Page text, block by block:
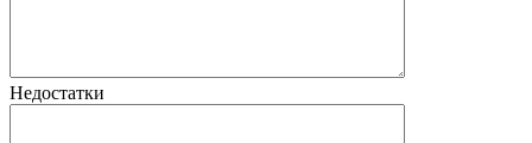
Недостатки